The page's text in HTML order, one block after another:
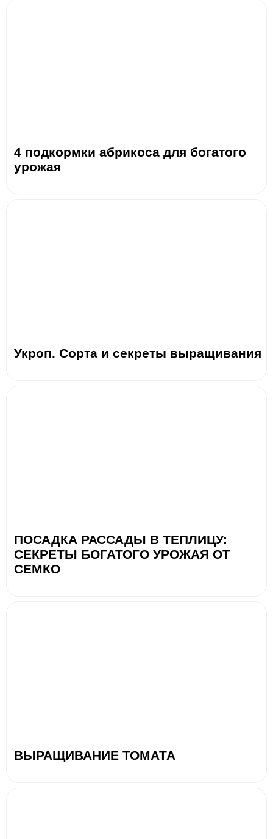
4 подкормки абрикоса для богатого
урожая
Укроп. Сорта и секреты выращивания
ПОСАДКА РАССАДЫ В ТЕПЛИЦУ:
СЕКРЕТЫ БОГАТОГО УРОЖАЯ ОТ
СЕМКО
ВЫРАЩИВАНИЕ ТОМАТА